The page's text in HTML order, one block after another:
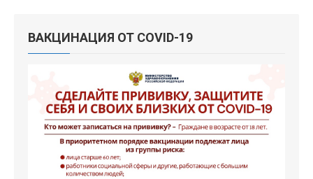
ВАКЦИНАЦИЯ ОТ COVID-19